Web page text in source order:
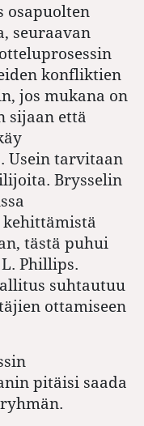
osapuolten
seuraavan
konfliktien
jos mukana on
sijaan että
Usein tarvitaan
Brysselin
kehittämistä
tästä puhui
Phillips.
suhtautuu
ottamiseen
pitäisi saada